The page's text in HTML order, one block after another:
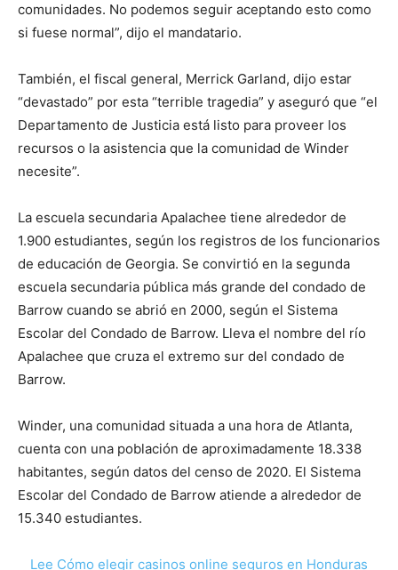
comunidades. No podemos seguir aceptando esto como
si fuese normal”, dijo el mandatario.
También, el fiscal general, Merrick Garland, dijo estar
“devastado” por esta “terrible tragedia” y aseguró que “el
Departamento de Justicia está listo para proveer los
recursos o la asistencia que la comunidad de Winder
necesite”.
La escuela secundaria Apalachee tiene alrededor de
1.900 estudiantes, según los registros de los funcionarios
de educación de Georgia. Se convirtió en la segunda
escuela secundaria pública más grande del condado de
Barrow cuando se abrió en 2000, según el Sistema
Escolar del Condado de Barrow. Lleva el nombre del río
Apalachee que cruza el extremo sur del condado de
Barrow.
Winder, una comunidad situada a una hora de Atlanta,
cuenta con una población de aproximadamente 18.338
habitantes, según datos del censo de 2020. El Sistema
Escolar del Condado de Barrow atiende a alrededor de
15.340 estudiantes.
Lee Cómo elegir casinos online seguros en Honduras